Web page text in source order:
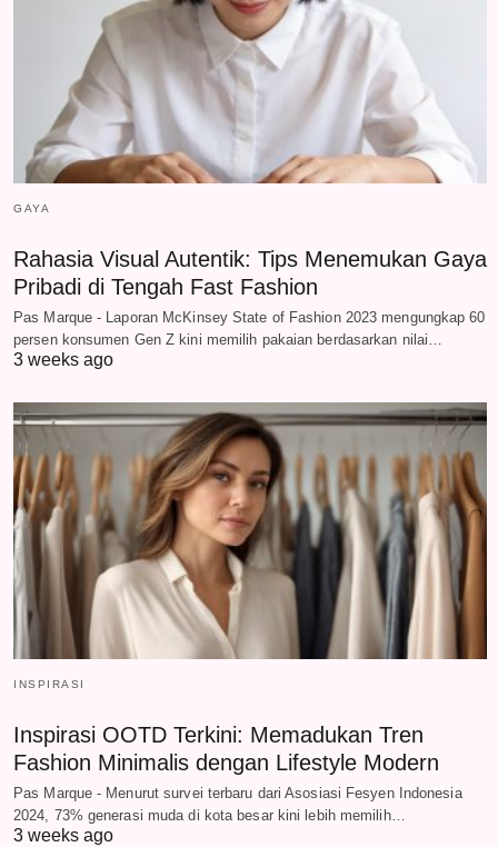
GAYA
Rahasia Visual Autentik: Tips Menemukan Gaya
Pribadi di Tengah Fast Fashion
Pas Marque - Laporan McKinsey State of Fashion 2023 mengungkap 60
persen konsumen Gen Z kini memilih pakaian berdasarkan nilai…
3 weeks ago
INSPIRASI
Inspirasi OOTD Terkini: Memadukan Tren
Fashion Minimalis dengan Lifestyle Modern
Pas Marque - Menurut survei terbaru dari Asosiasi Fesyen Indonesia
2024, 73% generasi muda di kota besar kini lebih memilih…
3 weeks ago